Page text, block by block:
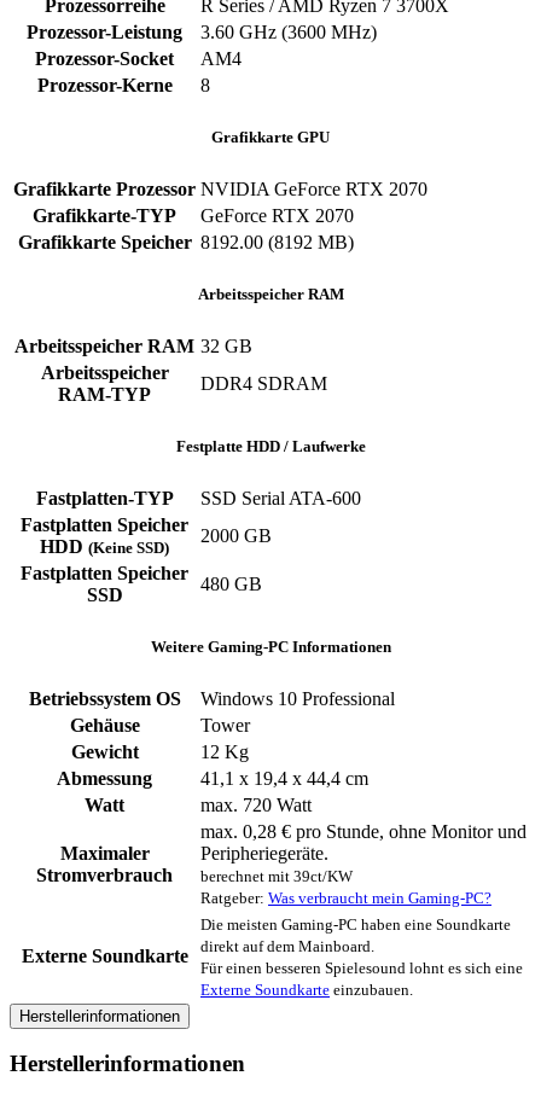
Prozessorreihe
R Series / AMD Ryzen 7 3700X
Prozessor-Leistung
3.60 GHz (3600 MHz)
Prozessor-Socket
AM4
Prozessor-Kerne
8
Grafikkarte GPU
Grafikkarte Prozessor NVIDIA GeForce RTX 2070
Grafikkarte-TYP
GeForce RTX 2070
Grafikkarte Speicher 8192.00 (8192 MB)
Arbeitsspeicher RAM
Arbeitsspeicher RAM 32 GB
Arbeitsspeicher
RAM-TYP
DDR4 SDRAM
Festplatte HDD / Laufwerke
Fastplatten-TYP
SSD Serial ATA-600
Fastplatten Speicher
HDD (Keine SSD)
2000 GB
Fastplatten Speicher
SSD
480 GB
Weitere Gaming-PC Informationen
Betriebssystem OS
Windows 10 Professional
Gehäuse
Tower
Gewicht
12 Kg
Abmessung
41,1 x 19,4 x 44,4 cm
Watt
max. 720 Watt
Maximaler
Stromverbrauch
max. 0,28 € pro Stunde, ohne Monitor und
Peripheriegeräte.
berechnet mit 39ct/KW
Ratgeber: Was verbraucht mein Gaming-PC?
Externe Soundkarte
Die meisten Gaming-PC haben eine Soundkarte
direkt auf dem Mainboard.
Für einen besseren Spielesound lohnt es sich eine
Externe Soundkarte einzubauen.
Herstellerinformationen
Herstellerinformationen